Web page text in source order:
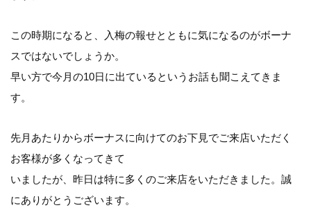
この時期になると、入梅の報せとともに気になるのがボーナ
スではないでしょうか。
早い方で今月の10日に出ているというお話も聞こえてきま
す。
先月あたりからボーナスに向けてのお下見でご来店いただく
お客様が多くなってきて
いましたが、昨日は特に多くのご来店をいただきました。誠
にありがとうございます。